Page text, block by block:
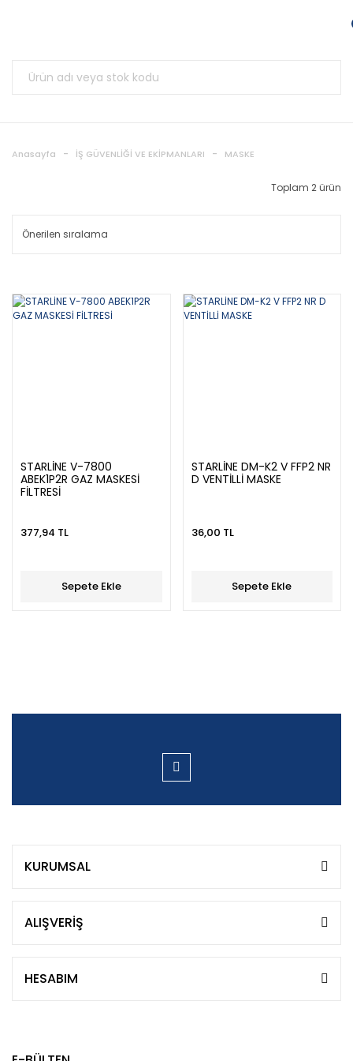
Anasayfa İŞ GÜVENLİĞİ VE EKİPMANLARI MASKE
Toplam 2 ürün
STARLİNE V-7800
ABEK1P2R GAZ MASKESİ
FİLTRESİ
377,94 TL
Sepete Ekle
STARLİNE DM-K2 V FFP2 NR
D VENTİLLİ MASKE
36,00 TL
Sepete Ekle
KURUMSAL
ALIŞVERİŞ
HESABIM